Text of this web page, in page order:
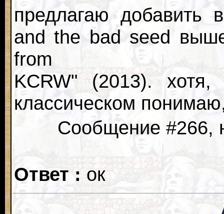
предлагаю добавить
and the bad seed
from
KCRW" (2013).
классическом
Сообщение #266,
Ответ : ок